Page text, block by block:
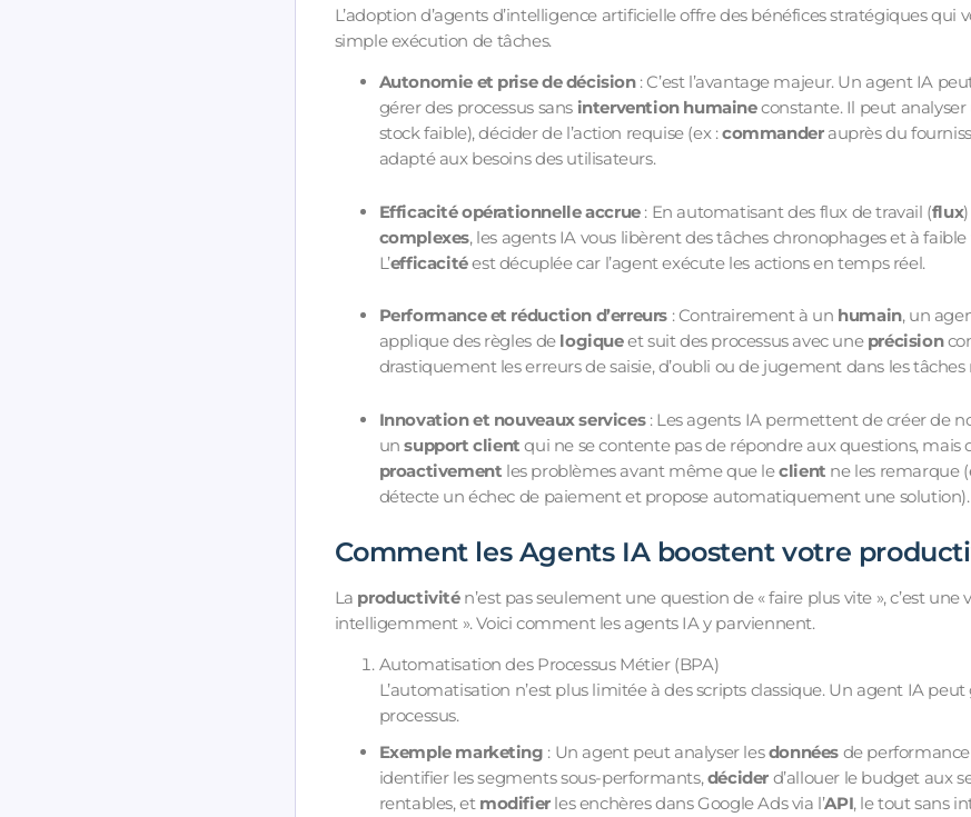
L’adoption d’agents d’intelligence artificielle offre des bénéfices stratégiques qui
simple exécution de tâches.
Autonomie et prise de décision: C’est l’avantage majeur. Un agent IA
gérer des processus sans intervention humaineconstante. Il peut analyser
stock faible), décider de l’action requise (ex :commanderauprès du
adapté aux besoins des utilisateurs.
Efficacité opérationnelle accrue: En automatisant des flux de travail (flux
complexes, les agents IA vous libèrent des tâches chronophages et à
L’efficacitéest décuplée car l’agent exécute les actions en temps réel.
Performance et réduction d’erreurs: Contrairement à un humain, un
applique des règles de logiqueet suit des processus avec une précision
drastiquement les erreurs de saisie, d’oubli ou de jugement dans les tâches
Innovation et nouveaux services: Les agents IA permettent de créer de
unsupport client qui ne se contente pas de répondre aux questions, mais
proactivement les problèmes avant même que leclient ne les remarque
détecte un échec de paiement et propose automatiquement une solution).
Comment les Agents IA boostent votre
La productivitén’est pas seulement une question de « faire plus vite », c’est une
intelligemment ». Voici comment les agents IA y parviennent.
Automatisation des Processus Métier (BPA)
L’automatisation n’est plus limitée à des scripts classique. Un agent IA peut
processus.
Exemple marketing : Un agent peut analyser lesdonnéesde performance
identifier les segments sous-performants,déciderd’allouer le budget aux
rentables, et modifierles enchères dans Google Ads via l’API, le tout sans